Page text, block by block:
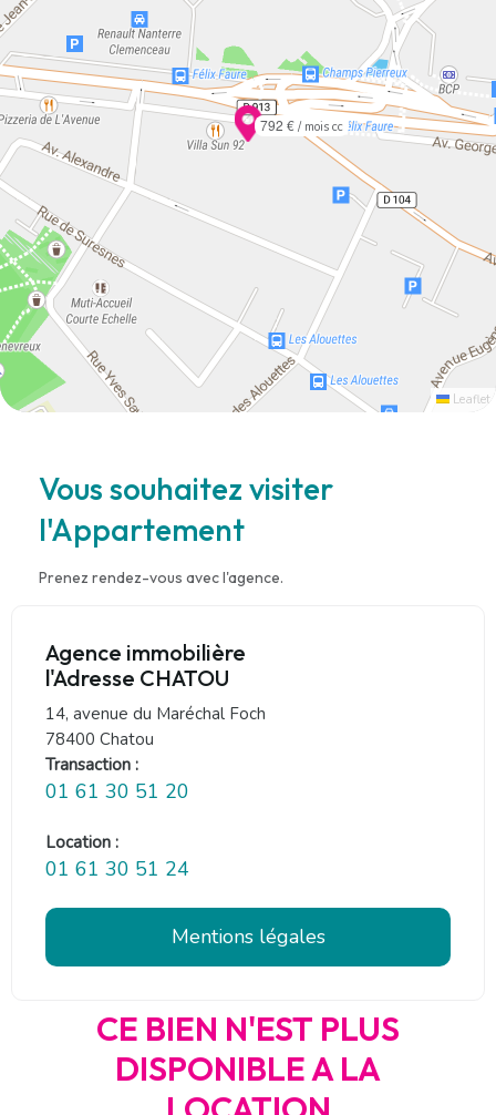
792 € / mois cc
Leaflet
Vous souhaitez visiter
l'Appartement
Prenez rendez-vous avec l'agence.
Agence immobilière
l'Adresse CHATOU
14, avenue du Maréchal Foch
78400 Chatou
Transaction :
01 61 30 51 20
Location :
01 61 30 51 24
Mentions légales
CE BIEN N'EST PLUS
DISPONIBLE A LA